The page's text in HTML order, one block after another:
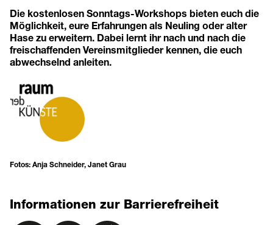
Die kostenlosen Sonntags-Workshops bieten euch die
Möglichkeit, eure Erfahrungen als Neuling oder alter
Hase zu erweitern. Dabei lernt ihr nach und nach die
freischaffenden Vereinsmitglieder kennen, die euch
abwechselnd anleiten.
Fotos: Anja Schneider, Janet Grau
Informationen zur Barrierefreiheit